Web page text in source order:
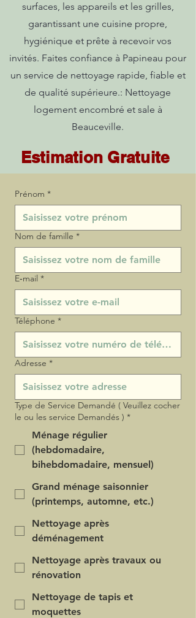
surfaces, les appareils et les grilles,
garantissant une cuisine propre,
hygiénique et prête à recevoir vos
invités. Faites confiance à Papineau pour
un service de nettoyage rapide, fiable et
de qualité supérieure.: Nettoyage
logement encombré et sale à
Beauceville.
Estimation Gratuite
Prénom *
Nom de famille *
E‑mail *
Téléphone *
Adresse *
Type de Service Demandé ( Veuillez cocher
le ou les service Demandés ) *
Ménage régulier
(hebdomadaire,
bihebdomadaire, mensuel)
Grand ménage saisonnier
(printemps, automne, etc.)
Nettoyage après
déménagement
Nettoyage après travaux ou
rénovation
Nettoyage de tapis et
moquettes